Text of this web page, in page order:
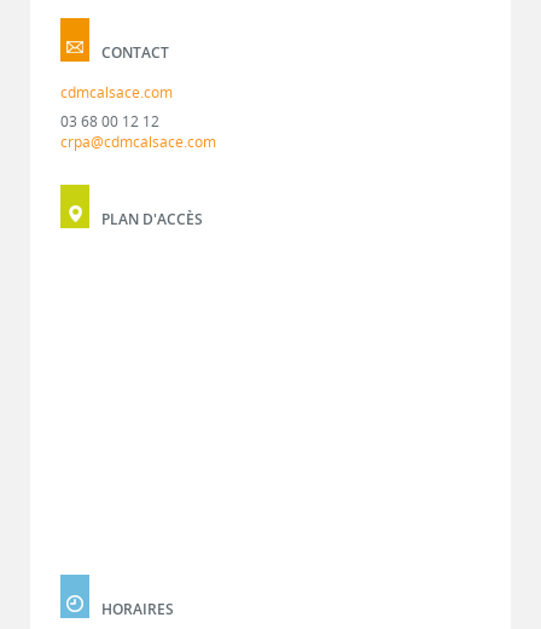
CONTACT
cdmcalsace.com
03 68 00 12 12
crpa@cdmcalsace.com
PLAN D'ACCÈS
HORAIRES